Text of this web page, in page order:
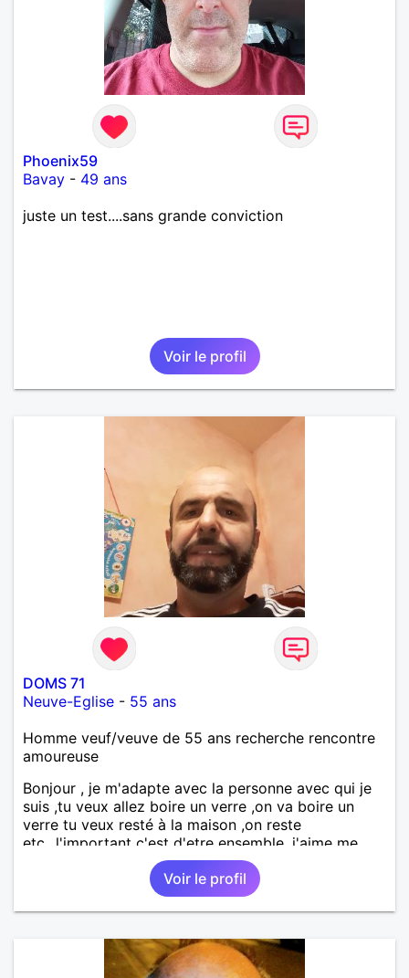
Phoenix59
Bavay - 49 ans
juste un test....sans grande conviction
Voir le profil
DOMS 71
Neuve-Eglise - 55 ans
Homme veuf/veuve de 55 ans recherche rencontre
amoureuse
Bonjour , je m'adapte avec la personne avec qui je
suis ,tu veux allez boire un verre ,on va boire un
verre tu veux resté à la maison ,on reste
etc...l'important c'est d'etre ensemble .j'aime me
balader , faire du sport , regarder des film , aller au
théatre etc et j'aime par dessus tous rire
Voir le profil